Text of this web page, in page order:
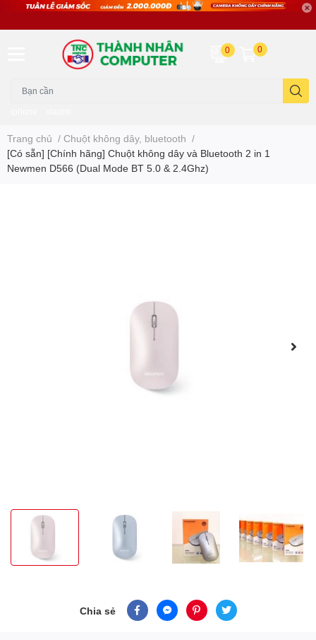
0 0
Trang chủ / Chuột không dây, bluetooth /
[Có sẵn] [Chính hãng] Chuột không dây và Bluetooth 2 in 1
Newmen D566 (Dual Mode BT 5.0 & 2.4Ghz)
Chia sẻ